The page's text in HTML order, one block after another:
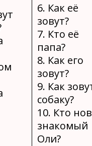
6. Как её
зовут?
7. Кто её
папа?
8. Как его
зовут?
9. Как
собаку?
10. Кто
знакомый
Оли?